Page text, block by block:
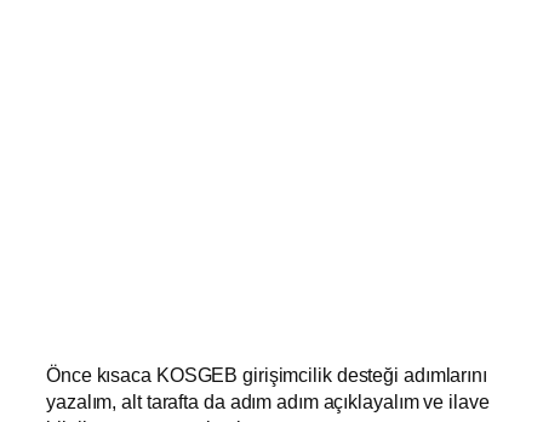
Önce kısaca KOSGEB girişimcilik desteği adımlarını
yazalım, alt tarafta da adım adım açıklayalım ve ilave